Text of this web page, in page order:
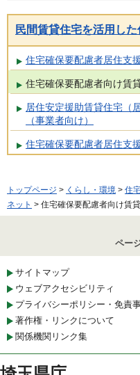
民間賃貸住宅を活用し
住宅確保要配慮者居住支
住宅確保要配慮者向け賃
居住安定援助賃貸住宅（
（事業者向け）
住宅確保要配慮者居住支
トップページ > くらし・環境 > 住
ネット > 住宅確保要配慮者向け賃
ペー
サイトマップ
ウェブアクセシビリティ
プライバシーポリシー・免責
著作権・リンクについて
関係機関リンク集